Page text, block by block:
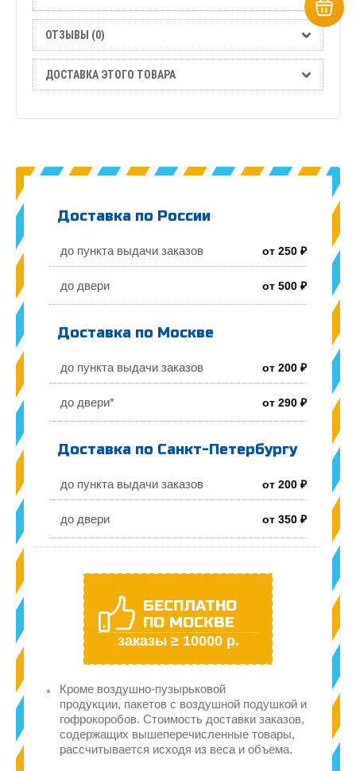
ОТЗЫВЫ (0)
ДОСТАВКА ЭТОГО ТОВАРА
Доставка по России
до пункта выдачи заказов от 250 ₽
до двери от 500 ₽
Доставка по Москве
до пункта выдачи заказов от 200 ₽
до двери* от 290 ₽
Доставка по Санкт-Петербургу
до пункта выдачи заказов от 200 ₽
до двери от 350 ₽
БЕСПЛАТНО
ПО МОСКВЕ
заказы ≥ 10000 р.
Кроме воздушно-пузырьковой
продукции, пакетов с воздушной подушкой и
гофрокоробов. Стоимость доставки заказов,
содержащих вышеперечисленные товары,
рассчитывается исходя из веса и объема.